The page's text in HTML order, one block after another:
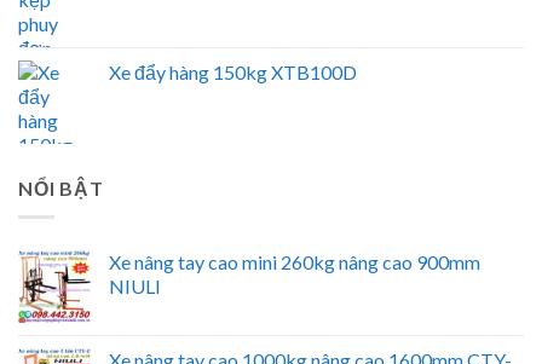
Xe đẩy hàng 150kg XTB100D
NỔI BẬT
Xe nâng tay cao mini 260kg nâng cao 900mm
NIULI